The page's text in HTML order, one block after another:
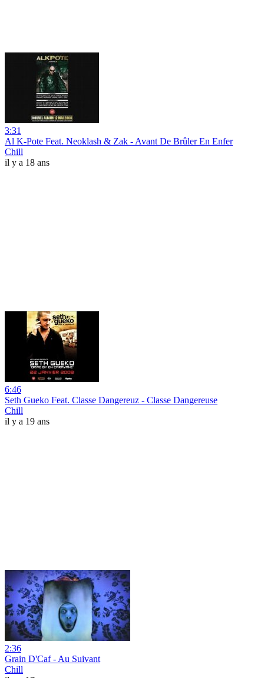
3:31
Al K-Pote Feat. Neoklash & Zak - Avant De Brûler En Enfer
Chill
il y a 18 ans
6:46
Seth Gueko Feat. Classe Dangereuz - Classe Dangereuse
Chill
il y a 19 ans
2:36
Grain D'Caf - Au Suivant
Chill